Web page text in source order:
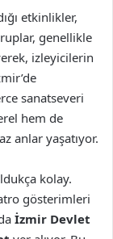
etkinlikler,
genellikle
izleyicilerin
sanatseveri
hem de
anlar yaşatıyor.
kolay.
gösterimleri
İzmir Devlet